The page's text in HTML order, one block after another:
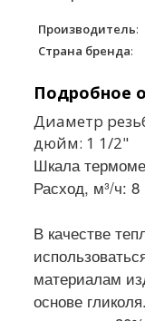
Производитель:
Страна бренда:
Подробное
Диаметр
дюйм: 1 1/2"
Шкала
Расход, м³/ч: 8
В качестве
материалам
основе